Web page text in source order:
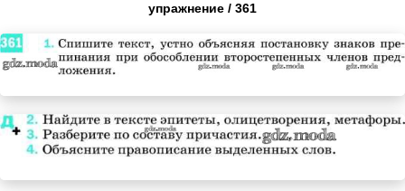
упражнение / 361